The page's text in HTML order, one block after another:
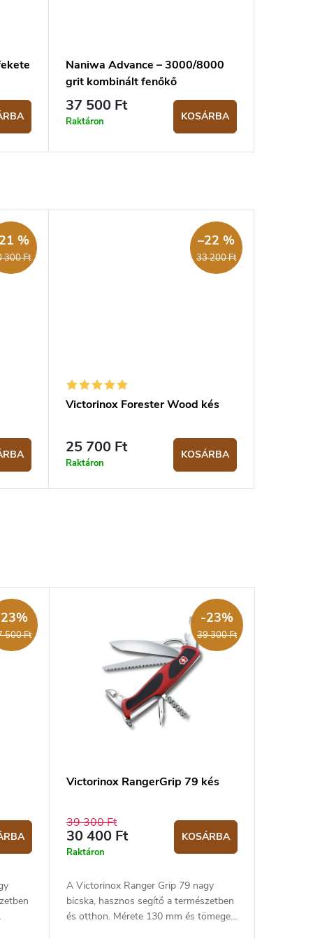
Naniwa Advance – 3000/8000
grit kombinált fenőkő
37 500 Ft
Raktáron KOSÁRBA
300 Ft
%
33 200 Ft
–22 %
Victorinox Forester Wood kés
25 700 Ft
Raktáron
KOSÁRBA
500 Ft 39 300 Ft
-23%
Victorinox RangerGrip 79 kés
39 300 Ft
30 400 Ft
Raktáron
KOSÁRBA
A Victorinox Ranger Grip 79 nagy
bicska, hasznos segítő a természetben
és otthon. Mérete 130 mm és tömege